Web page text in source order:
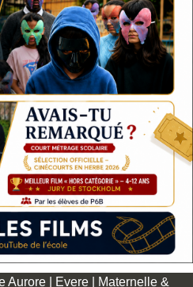
Aurore | Evere | Maternelle &